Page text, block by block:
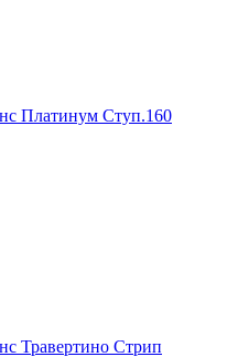
Платинум Ступ.160
Травертино Стрип